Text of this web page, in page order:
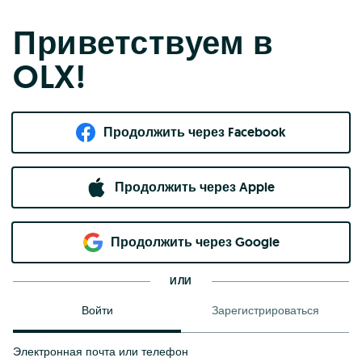
Приветствуем в
OLX!
Продолжить через Facebook
Продолжить через Apple
Продолжить через Google
ИЛИ
Войти Зарегистрироваться
Электронная почта или телефон